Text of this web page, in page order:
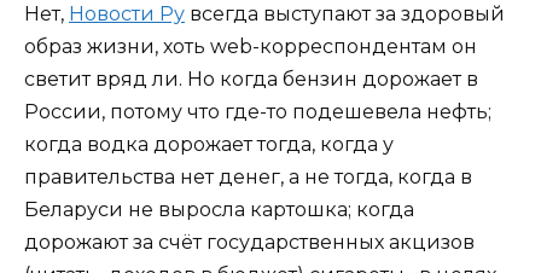
Нет, Новости Ру всегда выступают за здоровый
образ жизни, хоть web-корреспондентам он
светит вряд ли. Но когда бензин дорожает в
России, потому что где-то подешевела нефть;
когда водка дорожает тогда, когда у
правительства нет денег, а не тогда, когда в
Беларуси не выросла картошка; когда
дорожают за счёт государственных акцизов